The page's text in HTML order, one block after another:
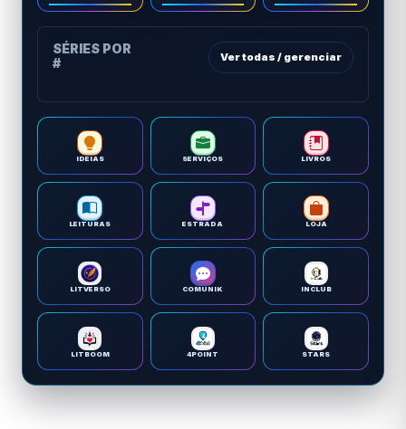
SÉRIES POR
#
Ver todas / gerenciar
IDEIAS SERVIÇOS LIVROS
LEITURAS ESTRADA LOJA
LITVERSO COMUNIK INCLUB
LITBOOM 4POINT STARS